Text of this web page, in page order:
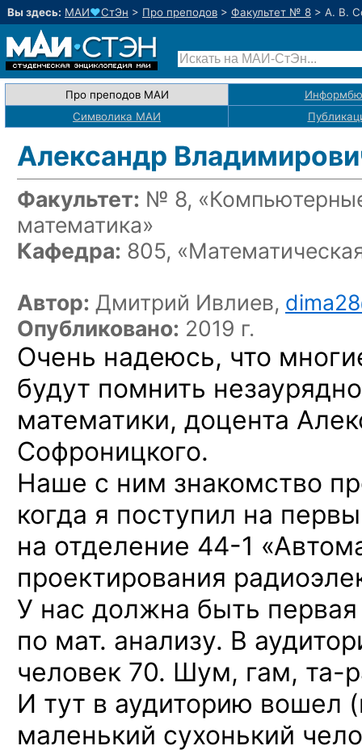
Вы здесь: МАИ♥СтЭн > Про преподов > Факультет № 8 > А. В.
Про преподов МАИ
Символика МАИ
Александр
Факультет: № 8,
математика»
Кафедра: 805,
Автор: Дмитрий Ивлиев,
Опубликовано: 2019 г.
Очень надеюсь, что
будут помнить
математики, доцента
Софроницкого.
Наше с ним знакомство
когда я поступил на
на отделение 44-1
проектирования
У нас должна быть
по мат. анализу. В
человек 70. Шум, гам, та-
И тут в аудиторию вошел
маленький сухонький